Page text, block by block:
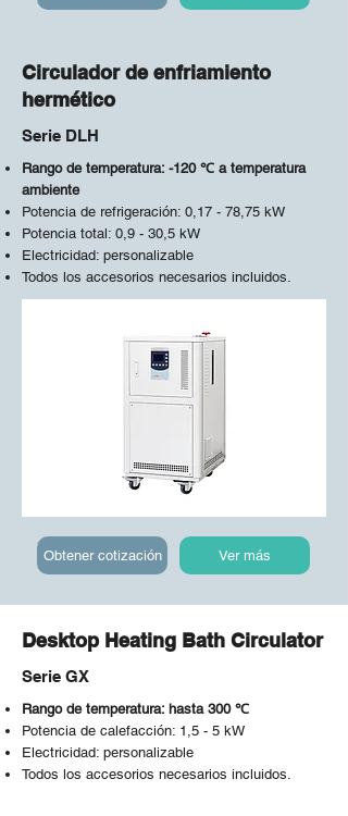
Circulador de enfriamiento
hermético
Serie DLH
Rango de temperatura: -120 ℃ a temperatura
ambiente
Potencia de refrigeración: 0,17 - 78,75 kW
Potencia total: 0,9 - 30,5 kW
Electricidad: personalizable
Todos los accesorios necesarios incluidos.
Obtener cotización Ver más
Desktop Heating Bath Circulator
Serie GX
Rango de temperatura: hasta 300 ℃
Potencia de calefacción: 1,5 - 5 kW
Electricidad: personalizable
Todos los accesorios necesarios incluidos.